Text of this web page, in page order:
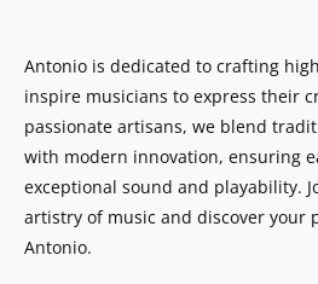
Antonio is dedicated to crafting
inspire musicians to express their
passionate artisans, we blend
with modern innovation, ensuring
exceptional sound and playability.
artistry of music and discover your
Antonio.